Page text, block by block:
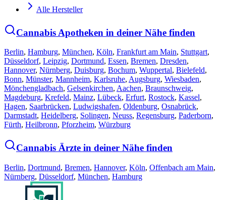
Alle Hersteller
Cannabis Apotheken in deiner Nähe finden
Berlin, Hamburg, München, Köln, Frankfurt am Main, Stuttgart,
Düsseldorf, Leipzig, Dortmund, Essen, Bremen, Dresden,
Hannover, Nürnberg, Duisburg, Bochum, Wuppertal, Bielefeld,
Bonn, Münster, Mannheim, Karlsruhe, Augsburg, Wiesbaden,
Mönchengladbach, Gelsenkirchen, Aachen, Braunschweig,
Magdeburg, Krefeld, Mainz, Lübeck, Erfurt, Rostock, Kassel,
Hagen, Saarbrücken, Ludwigshafen, Oldenburg, Osnabrück,
Darmstadt, Heidelberg, Solingen, Neuss, Regensburg, Paderborn,
Fürth, Heilbronn, Pforzheim, Würzburg
Cannabis Ärzte in deiner Nähe finden
Berlin, Dortmund, Bremen, Hannover, Köln, Offenbach am Main,
Nürnberg, Düsseldorf, München, Hamburg